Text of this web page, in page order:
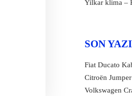
Yilkar klima –
SON
Fiat Ducato
Citroën
Volkswagen